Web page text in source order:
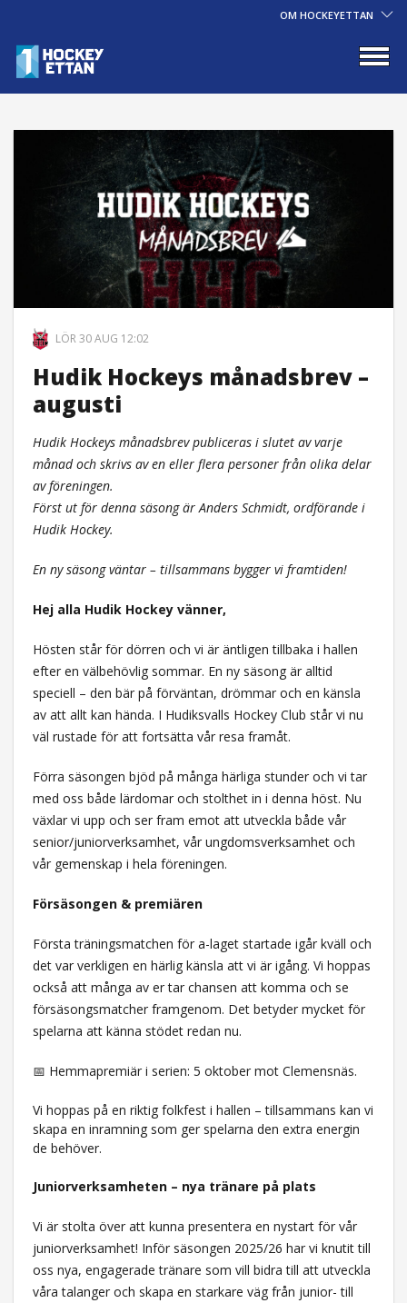
OM HOCKEYETTAN
LÖR 30 AUG 12:02
Hudik Hockeys månadsbrev –
augusti
Hudik Hockeys månadsbrev publiceras i slutet av varje
månad och skrivs av en eller flera personer från olika delar
av föreningen.
Först ut för denna säsong är Anders Schmidt, ordförande i
Hudik Hockey.
En ny säsong väntar – tillsammans bygger vi framtiden!
Hej alla Hudik Hockey vänner,
Hösten står för dörren och vi är äntligen tillbaka i hallen
efter en välbehövlig sommar. En ny säsong är alltid
speciell – den bär på förväntan, drömmar och en känsla
av att allt kan hända. I Hudiksvalls Hockey Club står vi nu
väl rustade för att fortsätta vår resa framåt.
Förra säsongen bjöd på många härliga stunder och vi tar
med oss både lärdomar och stolthet in i denna höst. Nu
växlar vi upp och ser fram emot att utveckla både vår
senior/juniorverksamhet, vår ungdomsverksamhet och
vår gemenskap i hela föreningen.
Försäsongen & premiären
Första träningsmatchen för a-laget startade igår kväll och
det var verkligen en härlig känsla att vi är igång. Vi hoppas
också att många av er tar chansen att komma och se
försäsongsmatcher framgenom. Det betyder mycket för
spelarna att känna stödet redan nu.
📅 Hemmapremiär i serien: 5 oktober mot Clemensnäs.
Vi hoppas på en riktig folkfest i hallen – tillsammans kan vi
skapa en inramning som ger spelarna den extra energin
de behöver.
Juniorverksamheten – nya tränare på plats
Vi är stolta över att kunna presentera en nystart för vår
juniorverksamhet! Inför säsongen 2025/26 har vi knutit till
oss nya, engagerade tränare som vill bidra till att utveckla
våra talanger och skapa en starkare väg från junior- till